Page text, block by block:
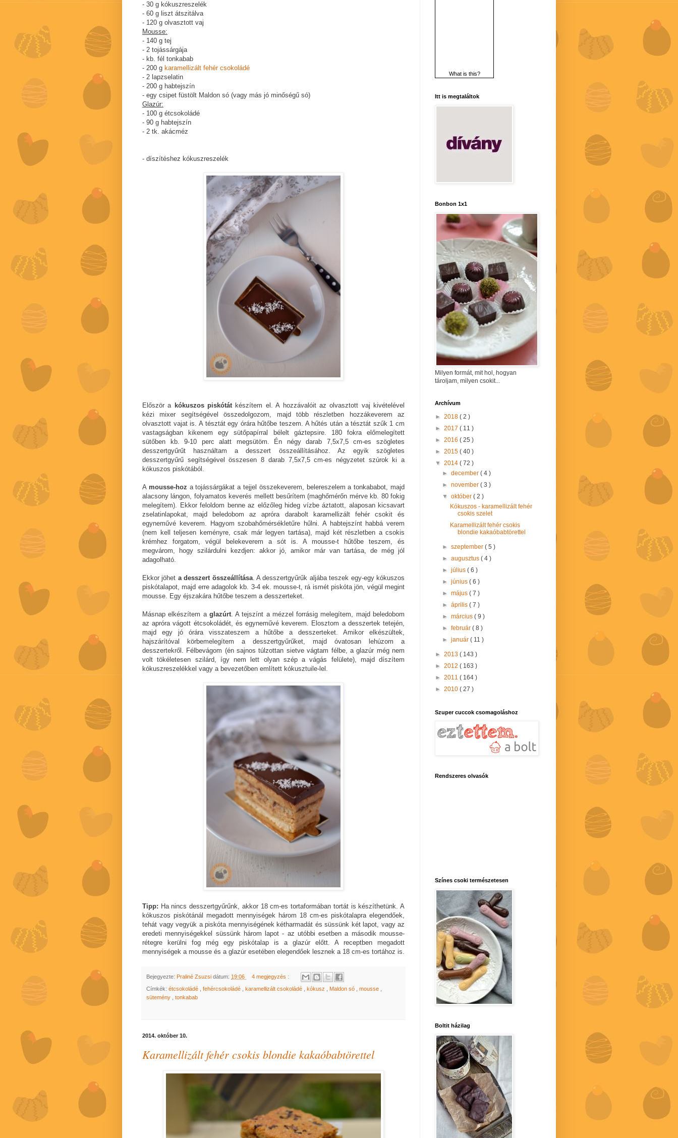
- 30 g kókuszreszelék
- 60 g liszt átszitálva
- 120 g olvasztott vaj
Mousse:
- 140 g tej
- 2 tojássárgája
- kb. fél tonkabab
- 200 g karamellizált fehér csokoládé
- 2 lapzselatin
- 200 g habtejszín
- egy csipet füstölt Maldon só (vagy más jó minőségű só)
Glazúr:
- 100 g étcsokoládé
- 90 g habtejszín
- 2 tk. akácméz
- díszítéshez kókuszreszelék
Először a kókuszos piskótátkészítem el. A hozzávalóit az olvasztott vaj kivételével
kézi mixer segítségével összedolgozom, majd több részletben hozzákeverem az
olvasztott vajat is. A tésztát egy órára hűtőbe teszem. A hűtés után a tésztát szűk 1 cm
vastagságban kikenem egy sütőpapírral bélelt gáztepsire. 180 fokra előmelegített
sütőben kb. 9-10 perc alatt megsütöm. Én négy darab 7,5x7,5 cm-es szögletes
desszertgyűrűt használtam a desszert összeállításához. Az egyik szögletes
desszertgyűrű segítségével összesen 8 darab 7,5x7,5 cm-es négyzetet szúrok ki a
kókuszos piskótából.
A mousse-hoz a tojássárgákat a tejjel összekeverem, belereszelem a tonkababot, majd
alacsony lángon, folyamatos keverés mellett besűrítem (maghőmérőn mérve kb. 80 fokig
melegítem). Ekkor feloldom benne az előzőleg hideg vízbe áztatott, alaposan kicsavart
zselatinlapokat, majd beledobom az apróra darabolt karamellizált fehér csokit és
egyneművé keverem. Hagyom szobahőmérsékletűre hűlni. A habtejszínt habbá verem
(nem kell teljesen keményre, csak már legyen tartása), majd két részletben a csokis
krémhez forgatom, végül belekeverem a sót is. A mousse-t hűtőbe teszem, és
megvárom, hogy szilárdulni kezdjen: akkor jó, amikor már van tartása, de még jól
adagolható.
Ekkor jöhet a desszert összeállítása. A desszertgyűrűk aljába teszek egy-egy kókuszos
piskótalapot, majd erre adagolok kb. 3-4 ek. mousse-t, rá ismét piskóta jön, végül megint
mousse. Egy éjszakára hűtőbe teszem a desszerteket.
Másnap elkészítem a glazúrt. A tejszínt a mézzel forrásig melegítem, majd beledobom
az apróra vágott étcsokoládét, és egyneművé keverem. Elosztom a desszertek tetején,
majd egy jó órára visszateszem a hűtőbe a desszerteket. Amikor elkészültek,
hajszárítóval körbemelegítem a desszertgyűrűket, majd óvatosan lehúzom a
desszertekről. Félbevágom (én sajnos túlzottan sietve vágtam félbe, a glazúr még nem
volt tökéletesen szilárd, így nem lett olyan szép a vágás felülete), majd díszítem
kókuszreszelékkel vagy a bevezetőben említett kókusztuile-lel.
Tipp: Ha nincs desszertgyűrűnk, akkor 18 cm-es tortaformában tortát is készíthetünk. A
kókuszos piskótánál megadott mennyiségek három 18 cm-es piskótalapra elegendőek,
tehát vagy vegyük a piskóta mennyiségének kétharmadát és süssünk két lapot, vagy az
eredeti mennyiségekkel süssünk három lapot - az utóbbi esetben a második mousse-
rétegre kerülni fog még egy piskótalap is a g lazúr előtt. A receptben megadott
mennyiségek a mousse és a glazúr esetében elegendőek lesznek a 18 cm-es tortához is.
Bejegyezte: Praliné Zsuzsi dátum: 19:06 4 megjegyzés :
Címkék: étcsokoládé fehércsokoládé karamellizált csokoládé kókusz Maldon só mousse
sütemény
tonkabab
2014. október 10.
Karamellizált fehér csokis blondie kakaóbabtörettel
What is this?
Itt is megtaláltok
Bonbon 1x1
Milyen formát, mit hol, hogyan
tároljam, milyen csokit...
Archívum
► 2018 ( 2 )
► 2017 ( 11 )
► 2016 ( 25 )
► 2015 ( 40 )
▼ 2014 ( 72 )
►december( 4 )
►november( 3 )
▼október( 2 )
Kókuszos - karamellizált fehér
csokis szelet
Karamellizált fehér csokis
blondie kakaóbabtörettel
►szeptember( 5 )
►augusztus( 4 )
►július( 6 )
►június( 6 )
►május( 7 )
►április( 7 )
►március( 9 )
►február( 8 )
►január( 11 )
► 2013 ( 143 )
► 2012 ( 163 )
► 2011 ( 164 )
► 2010 ( 27 )
Szuper cuccok csomagoláshoz
Rendszeres olvasók
Színes csoki természetesen
Boltit házilag